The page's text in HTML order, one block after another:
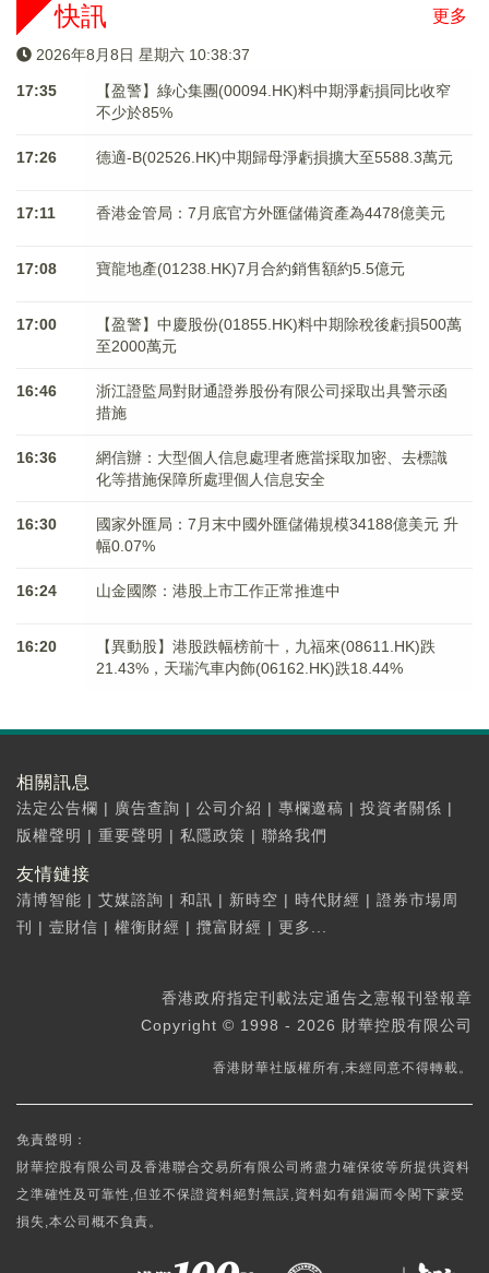
更多
快訊
2026年8月8日 星期六 10:38:37
17:35
【盈警】綠心集團(00094.HK)料中期淨虧損同比收窄
不少於85%
17:26 德適-B(02526.HK)中期歸母淨虧損擴大至5588.3萬元
17:11 香港金管局：7月底官方外匯儲備資產為4478億美元
17:08 寶龍地產(01238.HK)7月合約銷售額約5.5億元
17:00
【盈警】中慶股份(01855.HK)料中期除稅後虧損500萬
至2000萬元
16:46
浙江證監局對財通證券股份有限公司採取出具警示函
措施
16:36
網信辦：大型個人信息處理者應當採取加密、去標識
化等措施保障所處理個人信息安全
16:30
國家外匯局：7月末中國外匯儲備規模34188億美元 升
幅0.07%
16:24 山金國際：港股上市工作正常推進中
16:20
【異動股】港股跌幅榜前十，九福來(08611.HK)跌
21.43%，天瑞汽車内飾(06162.HK)跌18.44%
相關訊息
法定公告欄 | 廣告查詢 | 公司介紹 | 專欄邀稿 | 投資者關係 |
版權聲明 | 重要聲明 | 私隱政策 | 聯絡我們
友情鏈接
清博智能 | 艾媒諮詢 | 和訊 | 新時空 | 時代財經 | 證券市場周
刊
| 壹財信 | 權衡財經 | 攬富財經 | 更多...
香港政府指定刊載法定通告之憲報刊登報章
Copyright © 1998 - 2026 財華控股有限公司
香港財華社版權所有,未經同意不得轉載。
免責聲明：
財華控股有限公司及香港聯合交易所有限公司將盡力確保彼等所提供資料
之準確性及可靠性,但並不保證資料絕對無誤,資料如有錯漏而令閣下蒙受
損失,本公司概不負責。